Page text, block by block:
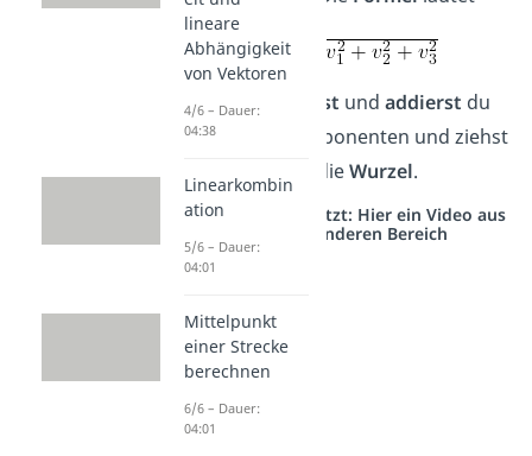
dann:
Hierquadrierst und addierst du
nun drei Komponenten und ziehst
dann wieder dieWurzel.
Studyflix vernetzt: Hier ein Video aus
einem anderen Bereich
lineare
Abhängigkeit
von Vektoren
4/6 – Dauer:
04:38
Linearkombin
ation
5/6 – Dauer:
04:01
Mittelpunkt
einer Strecke
berechnen
6/6 – Dauer:
04:01